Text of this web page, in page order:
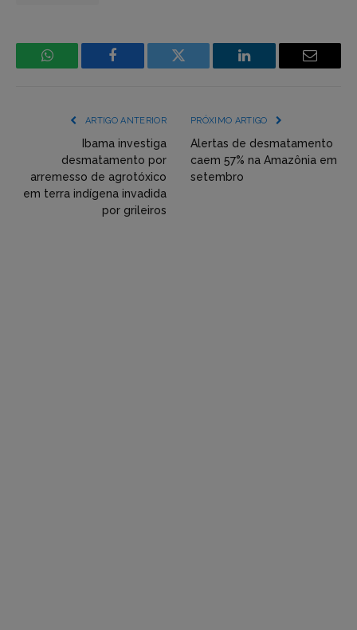
WhatsApp Facebook
Incorpore
(YouTube,
Twitter,
Flickr
LinkedIn Email
ARTIGO ANTERIOR
Ibama investiga
desmatamento por
arremesso de agrotóxico
em terra indígena invadida
por grileiros
PRÓXIMO ARTIGO
Alertas de desmatamento
caem 57% na Amazônia em
setembro